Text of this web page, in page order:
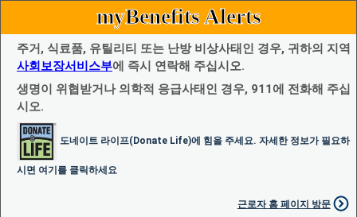
myBenefits Alerts
주거, 식료품, 유틸리티 또는 난방 비상사태인 경우, 귀하의 지역
사회보장서비스부에 즉시 연락해 주십시오.
생명이 위협받거나 의학적 응급사태인 경우, 911에 전화해 주십
시오.
도네이트 라이프(Donate Life)에 힘을 주세요. 자세한 정보가 필요하
시면 여기를 클릭하세요
근로자 홈 페이지 방문